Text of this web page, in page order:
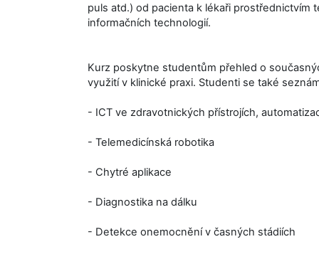
puls atd.) od pacienta k lékaři prostřednictvím
informačních technologií.
Kurz poskytne studentům přehled o
využití v klinické praxi. Studenti se také
- ICT ve zdravotnických přístrojích,
- Telemedicínská robotika
- Chytré aplikace
- Diagnostika na dálku
- Detekce onemocnění v časných stádiích